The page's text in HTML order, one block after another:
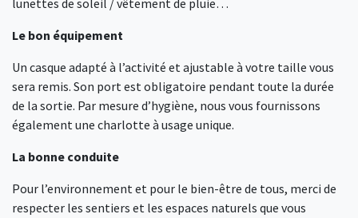
lunettes de soleil / vêtement de pluie…
Le bon équipement
Un casque adapté à l’activité et ajustable à votre taille vous
sera remis. Son port est obligatoire pendant toute la durée
de la sortie. Par mesure d’hygiène, nous vous fournissons
également une charlotte à usage unique.
La bonne conduite
Pour l’environnement et pour le bien-être de tous, merci de
respecter les sentiers et les espaces naturels que vous